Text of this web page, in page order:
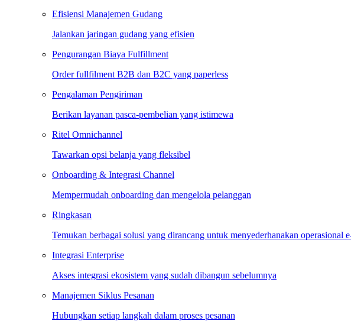
Efisiensi Manajemen Gudang
Jalankan jaringan gudang yang efisien
Pengurangan Biaya Fulfillment
Order fullfilment B2B dan B2C yang paperless
Pengalaman Pengiriman
Berikan layanan pasca-pembelian yang istimewa
Ritel Omnichannel
Tawarkan opsi belanja yang fleksibel
Onboarding & Integrasi Channel
Mempermudah onboarding dan mengelola pelanggan
Ringkasan
Temukan berbagai solusi yang dirancang untuk menyederhanakan
Integrasi Enterprise
Akses integrasi ekosistem yang sudah dibangun sebelumnya
Manajemen Siklus Pesanan
Hubungkan setiap langkah dalam proses pesanan